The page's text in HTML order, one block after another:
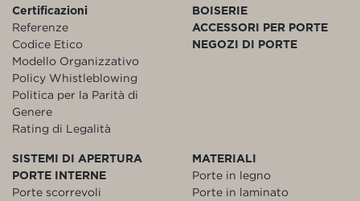
Certificazioni
Referenze
Codice Etico
Modello Organizzativo
Policy Whistleblowing
Politica per la Parità di
Genere
Rating di Legalità
BOISERIE
ACCESSORI PER PORTE
NEGOZI DI PORTE
SISTEMI DI APERTURA
PORTE INTERNE
Porte scorrevoli
MATERIALI
Porte in legno
Porte in laminato